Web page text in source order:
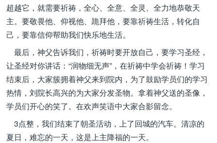
超越它，就需要祈祷，全心、全意、全灵、全力地恭敬天
主。要敬畏他、仰视他、跪拜他，要靠祈祷生活，转化自
己，要靠信仰帮助我们快乐地生活。
最后，神父告诉我们，祈祷时要开放自己，要学习圣经，
让圣经对你讲话：“润物细无声”，在祈祷中学会祈祷！学习
结束后，大家簇拥着神父来到院内，为了鼓励学员们的学习
热情，刘院长高兴的为大家分发圣物。拿着神父送的圣像，
学员们开心的笑了。在欢声笑语中大家合影留念。
3点整，我们结束了朝圣活动，上了回城的汽车。清凉的
夏日，难忘的一天，这是上主降福的一天。